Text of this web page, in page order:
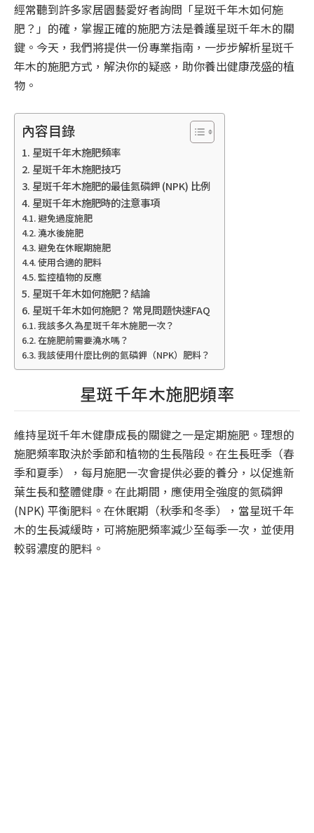
經常聽到許多家居園藝愛好者詢問「星斑千年木如何施
肥？」的確，掌握正確的施肥方法是養護星斑千年木的關
鍵。今天，我們將提供一份專業指南，一步步解析星斑千
年木的施肥方式，解決你的疑惑，助你養出健康茂盛的植
物。
內容目錄
星斑千年木施肥頻率
星斑千年木施肥技巧
星斑千年木施肥的最佳氮磷鉀 (NPK) 比例
星斑千年木施肥時的注意事項
避免過度施肥
澆水後施肥
避免在休眠期施肥
使用合適的肥料
監控植物的反應
星斑千年木如何施肥？結論
星斑千年木如何施肥？ 常見問題快速FAQ
我該多久為星斑千年木施肥一次？
在施肥前需要澆水嗎？
我該使用什麼比例的氮磷鉀（NPK）肥料？
星斑千年木施肥頻率
維持星斑千年木健康成長的關鍵之一是定期施肥。理想的
施肥頻率取決於季節和植物的生長階段。在生長旺季（春
季和夏季），每月施肥一次會提供必要的養分，以促進新
葉生長和整體健康。在此期間，應使用全強度的氮磷鉀
(NPK) 平衡肥料。在休眠期（秋季和冬季），當星斑千年
木的生長減緩時，可將施肥頻率減少至每季一次，並使用
較弱濃度的肥料。